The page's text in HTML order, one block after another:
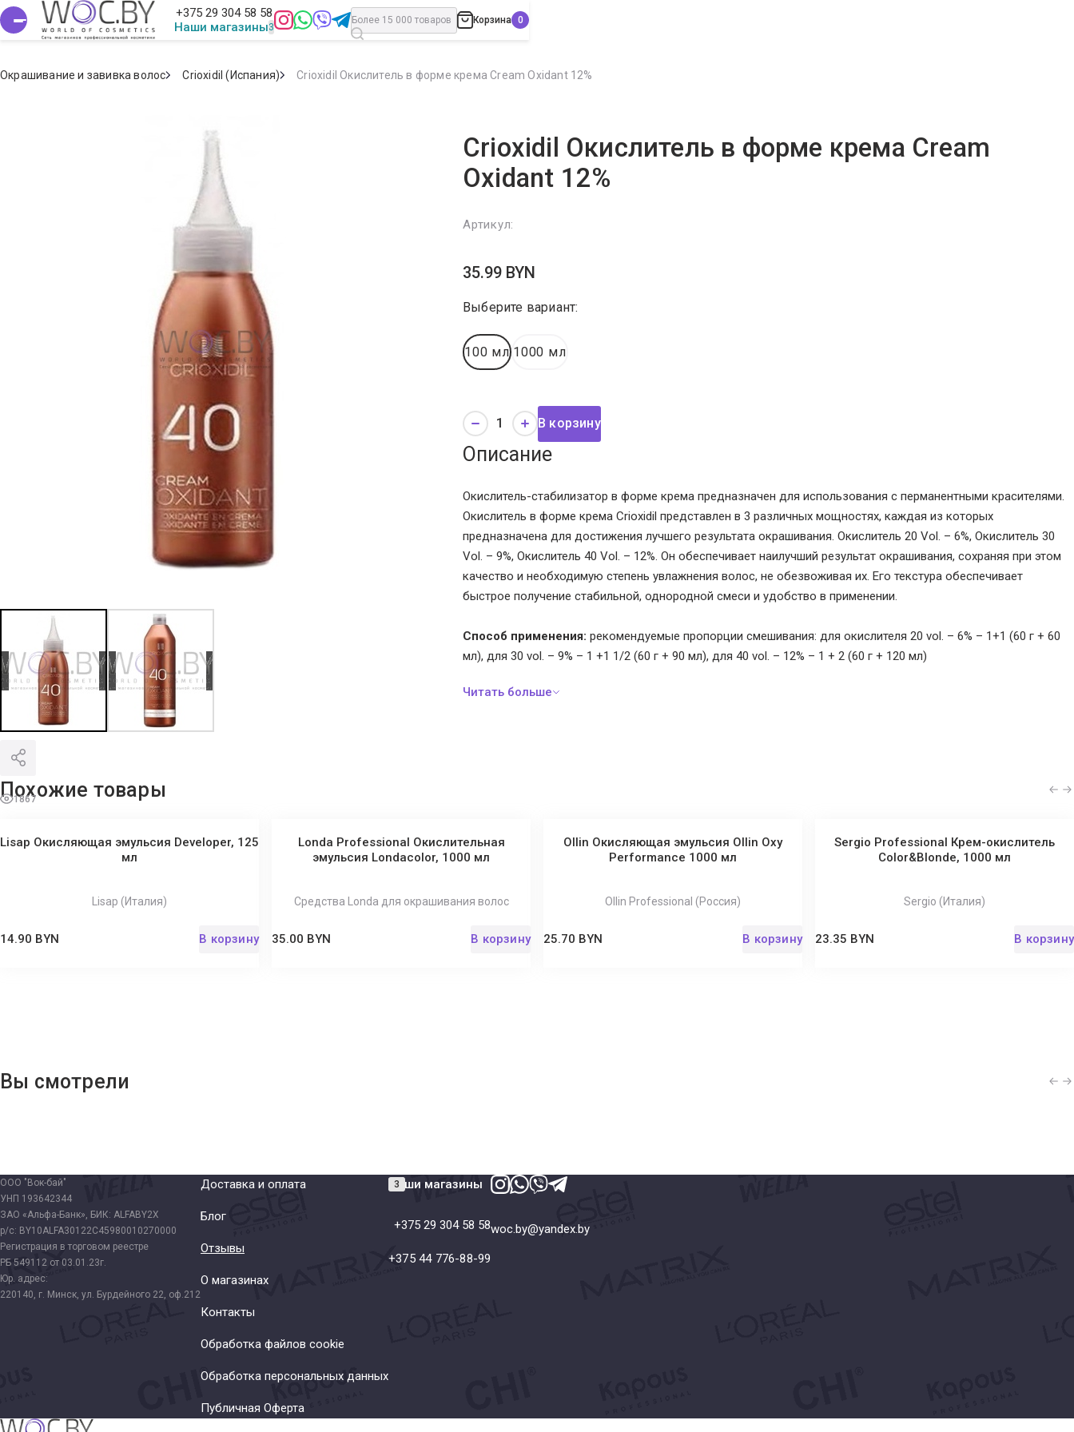
+375 29 304 58 58
Наши магазины
Корзина
Окрашивание и завивка волос Crioxidil (Испания) Crioxidil Окислитель в форме крема Cream Oxidant 12%
1867
Crioxidil Окислитель в форме крема Cream
Oxidant 12%
Артикул:
35.99 BYN
Выберите вариант:
100 мл 1000 мл
В корзину
Описание
Окислитель-стабилизатор в форме крема предназначен для использования с перманентными красителями.
Окислитель в форме крема Crioxidil представлен в 3 различных мощностях, каждая из которых
предназначена для достижения лучшего результата окрашивания. Окислитель 20 Vol. – 6%, Окислитель 30
Vol. – 9%, Окислитель 40 Vol. – 12%. Он обеспечивает наилучший результат окрашивания, сохраняя при этом
качество и необходимую степень увлажнения волос, не обезвоживая их. Его текстура обеспечивает
быстрое получение стабильной, однородной смеси и удобство в применении.
Способ применения: рекомендуемые пропорции смешивания: для окислителя 20 vol. – 6% – 1+1 (60 г + 60
мл), для 30 vol. – 9% – 1 +1 1/2 (60 г + 90 мл), для 40 vol. – 12% – 1 + 2 (60 г + 120 мл)
Похожие товары
Lisap Окисляющая эмульсия Developer, 125
мл
Lisap (Италия)
14.90 BYN В корзину
Londa Professional Окислительная
эмульсия Londacolor, 1000 мл
Средства Londa для окрашивания волос
35.00 BYN В корзину
Ollin Окисляющая эмульсия Ollin Oxy
Performance 1000 мл
Ollin Professional (Россия)
25.70 BYN В корзину
Sergio Professional Крем-окислитель
Color&Blonde, 1000 мл
Sergio (Италия)
23.35 BYN В корзину
Вы смотрели
ООО "Вок-бай"
УНП 193642344
ЗАО «Альфа-Банк», БИК: ALFABY2X
р/с: BY10ALFA30122C45980010270000
Регистрация в торговом реестре
РБ 549112 от 03.01.23г.
Юр. адрес:
220140, г. Минск, ул. Бурдейного 22, оф.212
Доставка и оплата
Блог
Отзывы
О магазинах
Контакты
Обработка файлов cookie
Обработка персональных данных
Публичная Оферта
Наши магазины
+375 29 304 58 58
+375 44 776-88-99
woc.by@yandex.by